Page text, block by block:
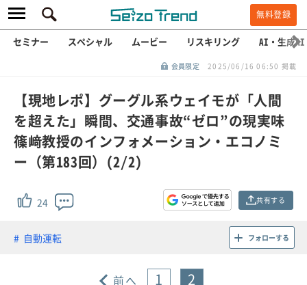
無料登録
セミナー スペシャル ムービー リスキリング AI・生成AI
会員限定 2025/06/16 06:50 掲載
【現地レポ】グーグル系ウェイモが「人間
を超えた」瞬間、交通事故“ゼロ”の現実味
篠﨑教授のインフォメーション・エコノミ
ー（第183回）(2/2)
24 共有する
自動運転 フォローする
前へ 1 2